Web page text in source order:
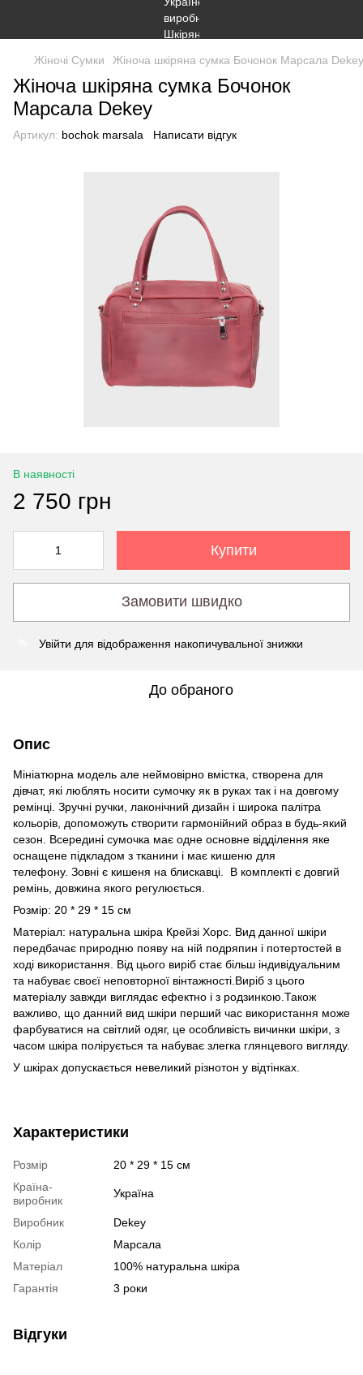
Жіночі Сумки Жіноча шкіряна сумка Бочонок Марсала Dekey
Жіноча шкіряна сумка Бочонок
Марсала Dekey
Артикул: bochok marsala Написати відгук
В наявності
2 750 грн
Купити
Замовити швидко
Увійти для відображення накопичувальної знижки
До обраного
Опис
Мініатюрна модель але неймовірно вмістка, створена для
дівчат, які люблять носити сумочку як в руках так і на довгому
ремінці. Зручні ручки, лаконічний дизайн і широка палітра
кольорів, допоможуть створити гармонійний образ в будь-який
сезон. Всередині сумочка має одне основне відділення яке
оснащене підкладом з тканини і має кишеню для
телефону. Зовні є кишеня на блискавці. В комплекті є довгий
ремінь, довжина якого регулюється.
Розмір: 20 * 29 * 15 см
Матеріал: натуральна шкіра Крейзі Хорс. Вид данної шкіри
передбачає природню появу на ній подряпин і потертостей в
ході використання. Від цього виріб стає більш індивідуальним
та набуває своєї неповторної вінтажності.Виріб з цього
матеріалу завжди виглядає ефектно і з родзинкою.Також
важливо, що данний вид шкіри перший час використання може
фарбуватися на світлий одяг, це особливість вичинки шкіри, з
часом шкіра полірується та набуває злегка глянцевого вигляду.
У шкірах допускається невеликий різнотон у відтінках.
Характеристики
Розмір
20 * 29 * 15 см
Країна-
виробник
Україна
Виробник
Dekey
Колір
Марсала
Матеріал
100% натуральна шкіра
Гарантія
3 роки
Відгуки